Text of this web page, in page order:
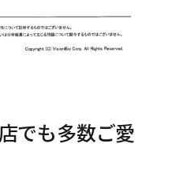
でも多数ご愛